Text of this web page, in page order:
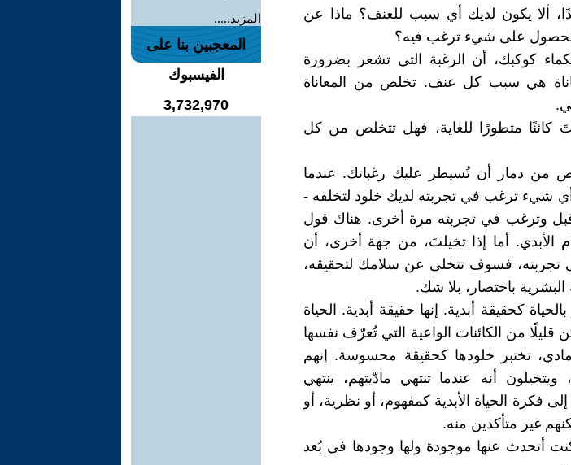
ألا يكون لديك أي سبب للعنف؟ ماذا عن
على شيء ترغب فيه؟
كوكبك، أن الرغبة التي تشعر بضرورة
هي سبب كل عنف. تخلص من المعاناة
كائنًا متطورًا للغاية، فهل تتخلص من كل
من دمار أن تُسيطر عليك رغباتك. عندما
أي شيء ترغب في تجربته لديك خلود لتخلقه -
قبل وترغب في تجربته مرة أخرى. هناك قول
الأبدي. أما إذا تخيلتَ، من جهة أخرى، أن
تجربته، فسوف تتخلى عن سلامك لتحقيقه،
باختصار، بلا شك.
كحقيقة أبدية. إنها حقيقة أبدية. الحياة
قليلًا من الكائنات الواعية التي تُعرّف نفسها
تختبر خلودها كحقيقة محسوسة. إنهم
أنه عندما تنتهي مادّيتهم، ينتهي
الحياة الأبدية كمفهوم، أو نظرية، أو
غير متأكدين منه.
كنت أتحدث عنها موجودة ولها وجودها في بُعد
المزيد.....
المعجبين بنا على
الفيسبوك
3,732,970